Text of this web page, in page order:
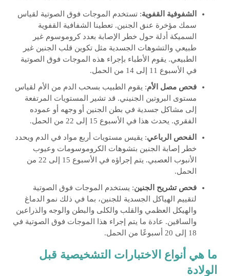
الشفوفية القفوية: تستخدم الموجات فوق الصوتية لقياس
سمك مؤخرة عنق الجنين. تعطينا الشفافية القفوية
السميكة أدلة حول خطر الإصابة بعدد كروموسوم غير
طبيعي والتشوهات الجسدية مثل تكوين قلب الجنين غير
الطبيعي. يقوم الأطباء بإجراء هذه الموجات فوق الصوتية
في الأسبوع 11 إلى 14 من الحمل.
فحص مصل الأم: يقوم الطبيب بسحب الدم من الأم لقياس
مستوى البروتين الجنيني. قد تشير المستويات المرتفعة
إلى مشاكل جسدية في بطن الجنين أو وجهه أو عموده
الفقري. يحدث هذا في الأسبوع 15 إلى 22 من الحمل.
الفحص الرباعي: يقيس مستويات أربع مواد في الدم ويحدد
خطر إصابة الجنين بتشوهات الكروموسومات وعيوب
الأنبوب العصبي. يتم إجراؤه في الأسبوع 15 إلى 22 من
الحمل.
فحص تشريح الجنين: يستخدم الموجات فوق الصوتية
لتقييم الهياكل الجسدية للجنين، بما في ذلك نمو الدماغ
والهيكل العظمي والقلب والكلى والبطن والوجه والذراعين
والساقين. عادة ما يتم إجراء هذا الموجات فوق الصوتية في
18 إلى 20 أسبوعًا من الحمل.
ما هي أنواع الاختبارات التشخيصية قبل
الولادة